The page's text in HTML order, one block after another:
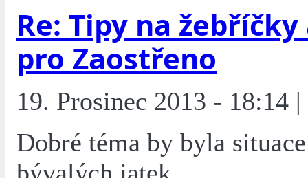
Re: Tipy na
pro Zaostřeno
19. Prosinec 2013 - 18:14
Dobré téma by byla